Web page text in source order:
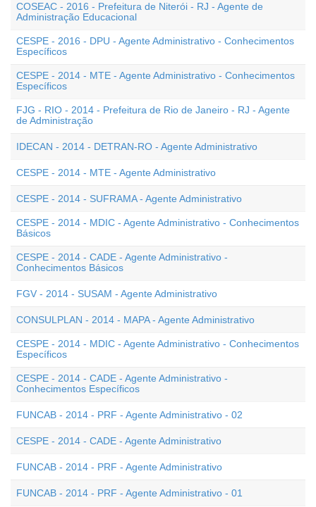
COSEAC - 2016 - Prefeitura de Niterói - RJ - Agente de
Administração Educacional
CESPE - 2016 - DPU - Agente Administrativo - Conhecimentos
Específicos
CESPE - 2014 - MTE - Agente Administrativo - Conhecimentos
Específicos
FJG - RIO - 2014 - Prefeitura de Rio de Janeiro - RJ - Agente
de Administração
IDECAN - 2014 - DETRAN-RO - Agente Administrativo
CESPE - 2014 - MTE - Agente Administrativo
CESPE - 2014 - SUFRAMA - Agente Administrativo
CESPE - 2014 - MDIC - Agente Administrativo - Conhecimentos
Básicos
CESPE - 2014 - CADE - Agente Administrativo -
Conhecimentos Básicos
FGV - 2014 - SUSAM - Agente Administrativo
CONSULPLAN - 2014 - MAPA - Agente Administrativo
CESPE - 2014 - MDIC - Agente Administrativo - Conhecimentos
Específicos
CESPE - 2014 - CADE - Agente Administrativo -
Conhecimentos Específicos
FUNCAB - 2014 - PRF - Agente Administrativo - 02
CESPE - 2014 - CADE - Agente Administrativo
FUNCAB - 2014 - PRF - Agente Administrativo
FUNCAB - 2014 - PRF - Agente Administrativo - 01